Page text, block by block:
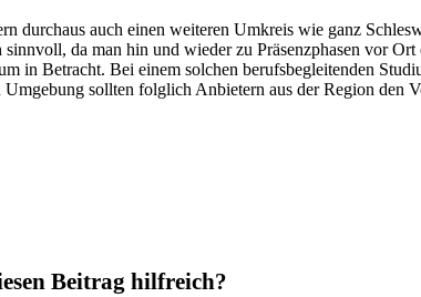
durchaus auch einen weiteren Umkreis wie ganz
da man hin und wieder zu Präsenzphasen vor
Betracht. Bei einem solchen berufsbegleitenden
sollten folglich Anbietern aus der Region den
Beitrag hilfreich?